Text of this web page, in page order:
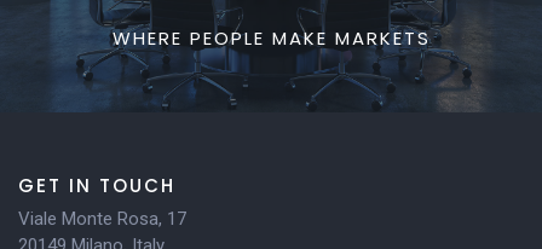
WHERE PEOPLE MAKE MARKETS
GET IN TOUCH
Viale Monte Rosa, 17